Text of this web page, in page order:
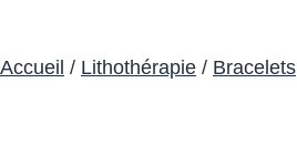
Accueil / Lithothérapie / Bracelets